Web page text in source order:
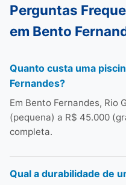
Perguntas
em Bento
Quanto custa uma
Fernandes?
Em Bento Fernandes, Rio
(pequena) a R$ 45.000
completa.
Qual a durabilidade de